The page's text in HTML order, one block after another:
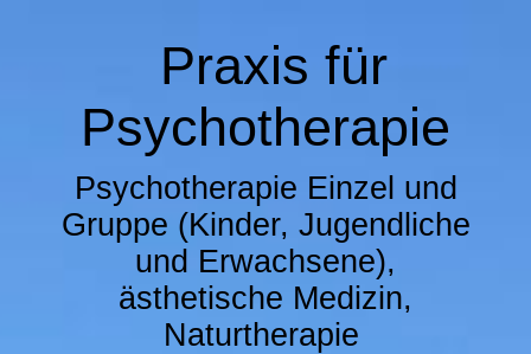
Praxis für
Psychotherapie
Psychotherapie Einzel und
Gruppe (Kinder, Jugendliche
und Erwachsene),
ästhetische Medizin,
Naturtherapie